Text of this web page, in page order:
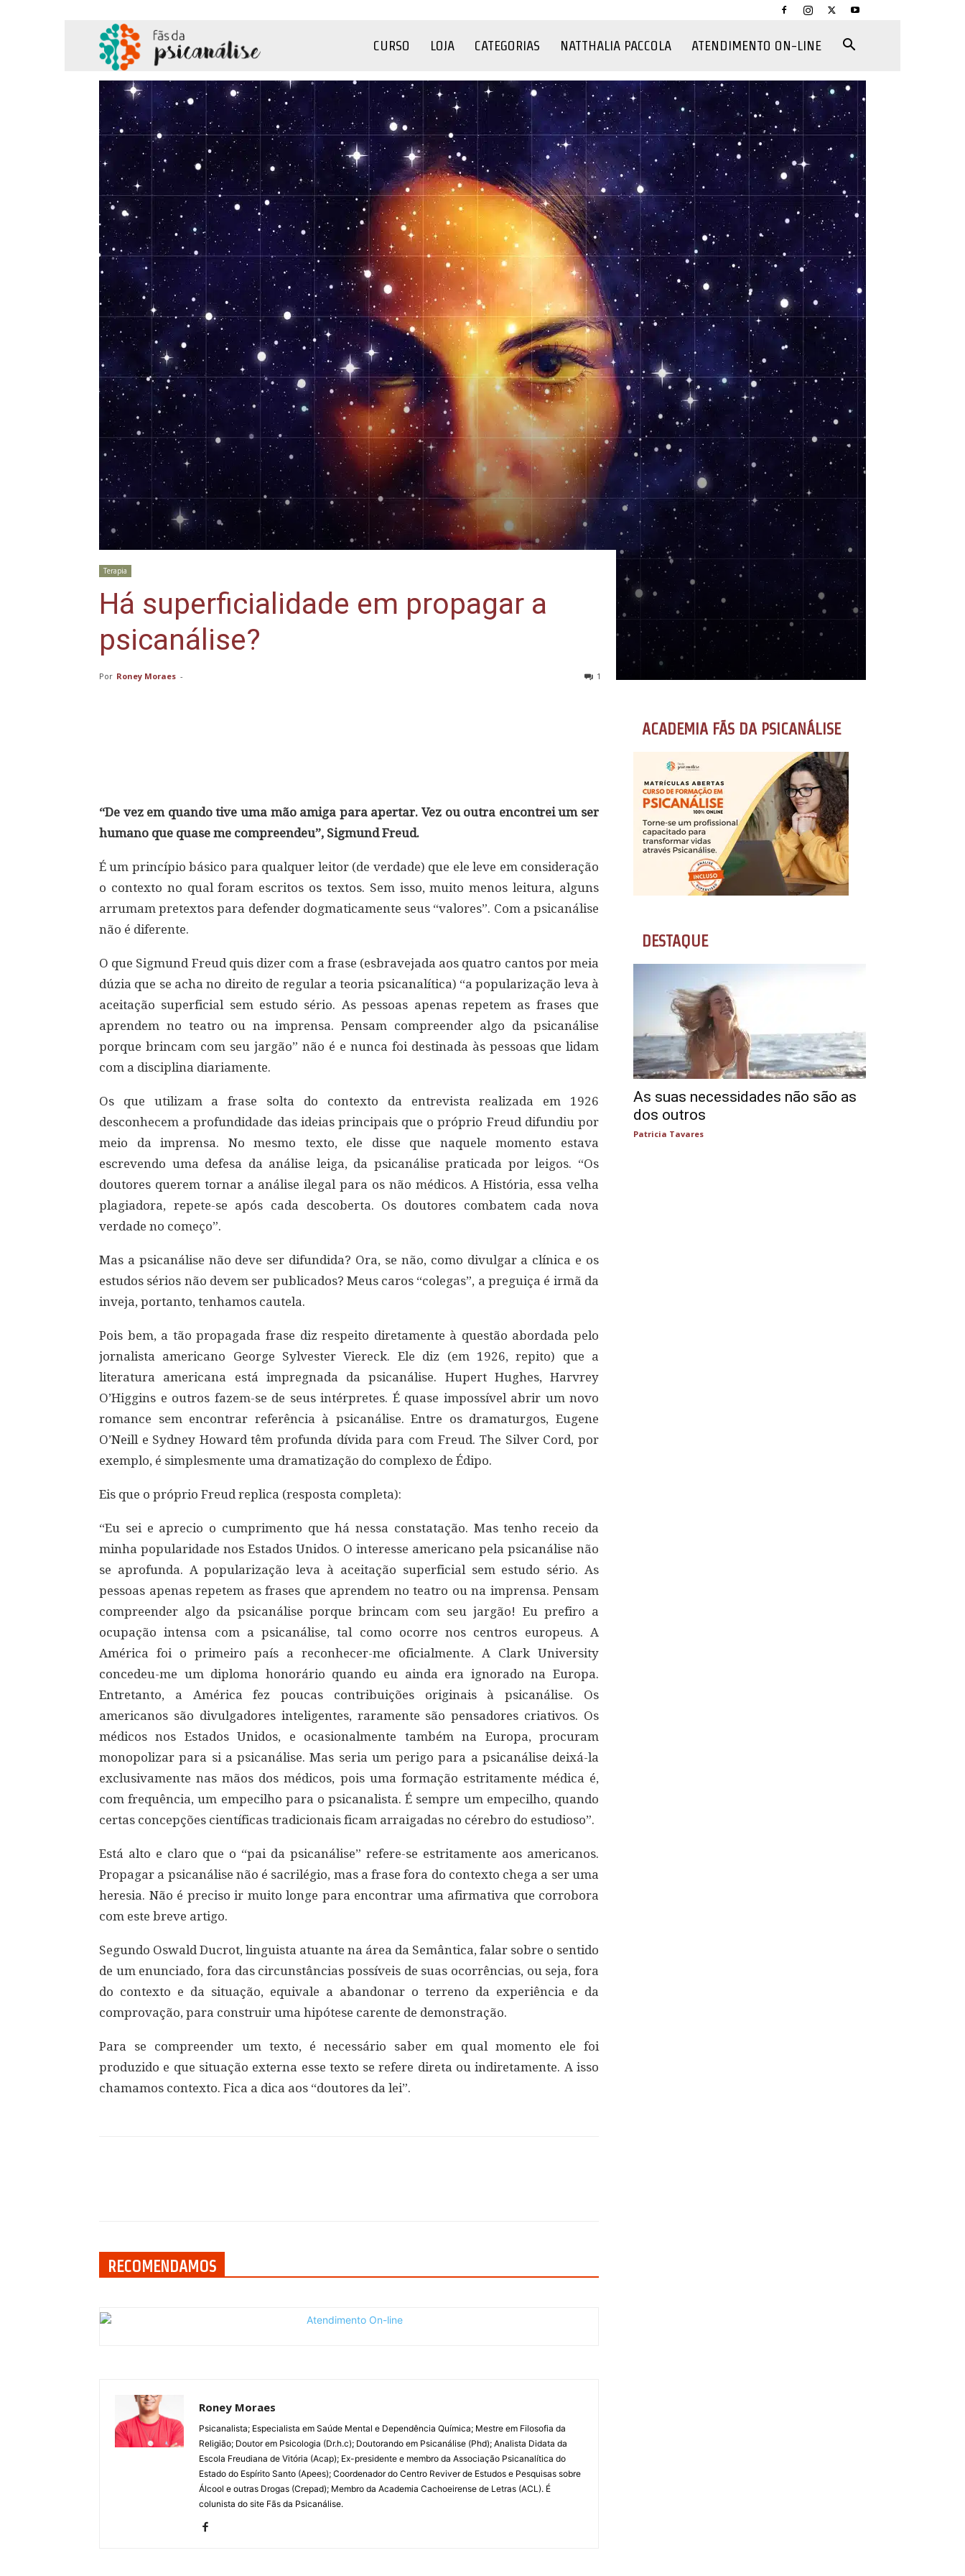
da
Psicanálise
CURSO LOJA CATEGORIAS NATTHALIA PACCOLA ATENDIMENTO ON-LINE
Terapia
Há superficialidade em propagar a
psicanálise?
Por Roney Moraes - 1
“De vez em quando tive uma mão amiga para apertar. Vez ou outra encontrei um ser
humano que quase me compreendeu”, Sigmund Freud.
É um princípio básico para qualquer leitor (de verdade) que ele leve em consideração
o contexto no qual foram escritos os textos. Sem isso, muito menos leitura, alguns
arrumam pretextos para defender dogmaticamente seus “valores”. Com a psicanálise
não é diferente.
O que Sigmund Freud quis dizer com a frase (esbravejada aos quatro cantos por meia
dúzia que se acha no direito de regular a teoria psicanalítica) “a popularização leva à
aceitação superficial sem estudo sério. As pessoas apenas repetem as frases que
aprendem no teatro ou na imprensa. Pensam compreender algo da psicanálise
porque brincam com seu jargão” não é e nunca foi destinada às pessoas que lidam
com a disciplina diariamente.
Os que utilizam a frase solta do contexto da entrevista realizada em 1926
desconhecem a profundidade das ideias principais que o próprio Freud difundiu por
meio da imprensa. No mesmo texto, ele disse que naquele momento estava
escrevendo uma defesa da análise leiga, da psicanálise praticada por leigos. “Os
doutores querem tornar a análise ilegal para os não médicos. A História, essa velha
plagiadora, repete-se após cada descoberta. Os doutores combatem cada nova
verdade no começo”.
Mas a psicanálise não deve ser difundida? Ora, se não, como divulgar a clínica e os
estudos sérios não devem ser publicados? Meus caros “colegas”, a preguiça é irmã da
inveja, portanto, tenhamos cautela.
Pois bem, a tão propagada frase diz respeito diretamente à questão abordada pelo
jornalista americano George Sylvester Viereck. Ele diz (em 1926, repito) que a
literatura americana está impregnada da psicanálise. Hupert Hughes, Harvrey
O’Higgins e outros fazem-se de seus intérpretes. É quase impossível abrir um novo
romance sem encontrar referência à psicanálise. Entre os dramaturgos, Eugene
O’Neill e Sydney Howard têm profunda dívida para com Freud. The Silver Cord, por
exemplo, é simplesmente uma dramatização do complexo de Édipo.
Eis que o próprio Freud replica (resposta completa):
“Eu sei e aprecio o cumprimento que há nessa constatação. Mas tenho receio da
minha popularidade nos Estados Unidos. O interesse americano pela psicanálise não
se aprofunda. A popularização leva à aceitação superficial sem estudo sério. As
pessoas apenas repetem as frases que aprendem no teatro ou na imprensa. Pensam
compreender algo da psicanálise porque brincam com seu jargão! Eu prefiro a
ocupação intensa com a psicanálise, tal como ocorre nos centros europeus. A
América foi o primeiro país a reconhecer-me oficialmente. A Clark University
concedeu-me um diploma honorário quando eu ainda era ignorado na Europa.
Entretanto, a América fez poucas contribuições originais à psicanálise. Os
americanos são divulgadores inteligentes, raramente são pensadores criativos. Os
médicos nos Estados Unidos, e ocasionalmente também na Europa, procuram
monopolizar para si a psicanálise. Mas seria um perigo para a psicanálise deixá-la
exclusivamente nas mãos dos médicos, pois uma formação estritamente médica é,
com frequência, um empecilho para o psicanalista. É sempre um empecilho, quando
certas concepções científicas tradicionais ficam arraigadas no cérebro do estudioso”.
Está alto e claro que o “pai da psicanálise” refere-se estritamente aos americanos.
Propagar a psicanálise não é sacrilégio, mas a frase fora do contexto chega a ser uma
heresia. Não é preciso ir muito longe para encontrar uma afirmativa que corrobora
com este breve artigo.
Segundo Oswald Ducrot, linguista atuante na área da Semântica, falar sobre o sentido
de um enunciado, fora das circunstâncias possíveis de suas ocorrências, ou seja, fora
do contexto e da situação, equivale a abandonar o terreno da experiência e da
comprovação, para construir uma hipótese carente de demonstração.
Para se compreender um texto, é necessário saber em qual momento ele foi
produzido e que situação externa esse texto se refere direta ou indiretamente. A isso
chamamos contexto. Fica a dica aos “doutores da lei”.
RECOMENDAMOS
Roney Moraes
Psicanalista; Especialista em Saúde Mental e Dependência Química; Mestre em Filosofia da
Religião; Doutor em Psicologia (Dr.h.c); Doutorando em Psicanálise (Phd); Analista Didata da
Escola Freudiana de Vitória (Acap); Ex-presidente e membro da Associação Psicanalítica do
Estado do Espírito Santo (Apees); Coordenador do Centro Reviver de Estudos e Pesquisas sobre
Álcool e outras Drogas (Crepad); Membro da Academia Cachoeirense de Letras (ACL). É
colunista do site Fãs da Psicanálise.
ACADEMIA FÃS DA PSICANÁLISE
DESTAQUE
As suas necessidades não são as
dos outros
Patricia Tavares